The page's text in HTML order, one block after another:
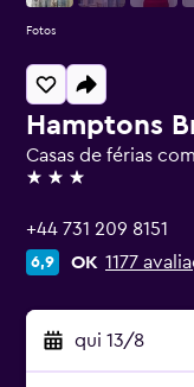
Hamptons
Casas de férias
3 estrelas
+44 731 209 8151
6,9 OK 1177
qui 13/8
Fotos